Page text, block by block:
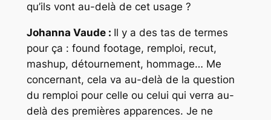
qu’ils vont au-delà de cet usage ?
Johanna Vaude : Il y a des tas de termes
pour ça : found footage, remploi, recut,
mashup, détournement, hommage… Me
concernant, cela va au-delà de la question
du remploi pour celle ou celui qui verra au-
delà des premières apparences. Je ne